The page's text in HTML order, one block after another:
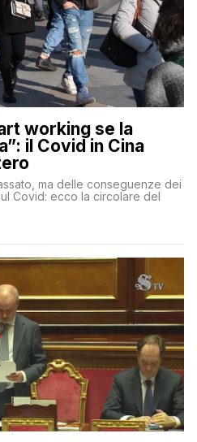
working se la
il Covid in Cina
ma delle conseguenze dei
Covid: ecco la circolare del